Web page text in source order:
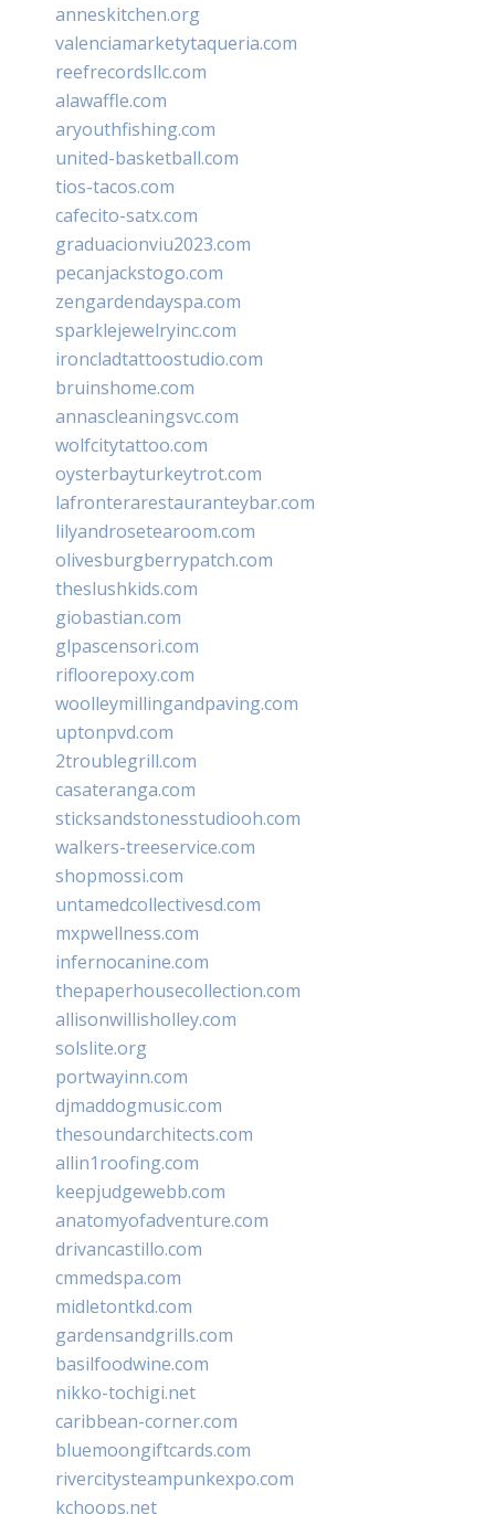
anneskitchen.org
valenciamarketytaqueria.com
reefrecordsllc.com
alawaffle.com
aryouthfishing.com
united-basketball.com
tios-tacos.com
cafecito-satx.com
graduacionviu2023.com
pecanjackstogo.com
zengardendayspa.com
sparklejewelryinc.com
ironcladtattoostudio.com
bruinshome.com
annascleaningsvc.com
wolfcitytattoo.com
oysterbayturkeytrot.com
lafronterarestauranteybar.com
lilyandrosetearoom.com
olivesburgberrypatch.com
theslushkids.com
giobastian.com
glpascensori.com
rifloorepoxy.com
woolleymillingandpaving.com
uptonpvd.com
2troublegrill.com
casateranga.com
sticksandstonesstudiooh.com
walkers-treeservice.com
shopmossi.com
untamedcollectivesd.com
mxpwellness.com
infernocanine.com
thepaperhousecollection.com
allisonwillisholley.com
solslite.org
portwayinn.com
djmaddogmusic.com
thesoundarchitects.com
allin1roofing.com
keepjudgewebb.com
anatomyofadventure.com
drivancastillo.com
cmmedspa.com
midletontkd.com
gardensandgrills.com
basilfoodwine.com
nikko-tochigi.net
caribbean-corner.com
bluemoongiftcards.com
rivercitysteampunkexpo.com
kchoops.net